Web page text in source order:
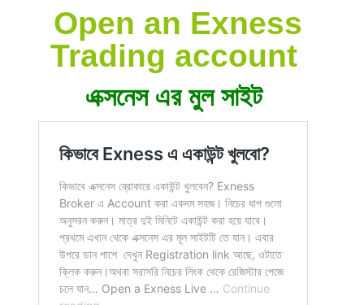
Open an Exness
Trading account
এক্সনেস এর মুল সাইট